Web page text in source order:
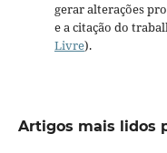
gerar alterações
e a citação do
Livre).
Artigos mais lidos